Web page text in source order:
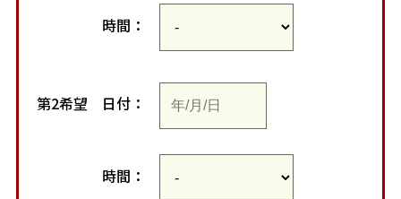
時間：
第2希望 日付：
時間：